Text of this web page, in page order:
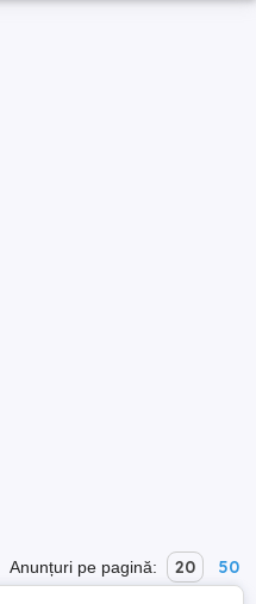
Anunțuri pe pagină: 20 50